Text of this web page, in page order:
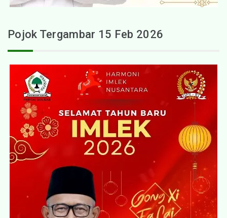
Pojok Tergambar 15 Feb 2026